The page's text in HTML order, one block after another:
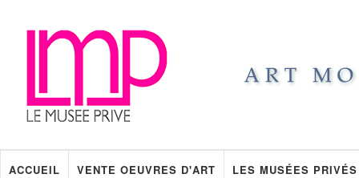
ACCUEIL VENTE OEUVRES D'ART LES MUSÉES PRIVÉS